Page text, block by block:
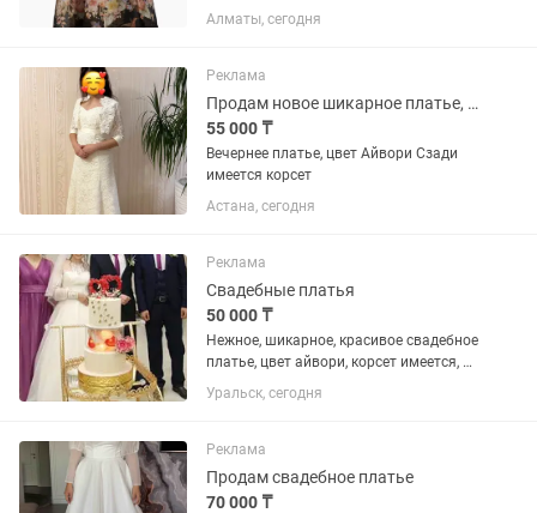
сзади по центру. Состояние идеальное,
носила один раз, размер 1, грудь
талия 68(+-5-7 см),...
Алматы, сегодня
Реклама
Продам новое шикарное платье, одевали только 1 раз
55 000 ₸
Вечернее платье, цвет Айвори Сзади
имеется корсет
Астана, сегодня
Реклама
Свадебные платья
50 000 ₸
Нежное, шикарное, красивое свадебное
платье, цвет айвори, корсет имеется, да
одевалось один раз на свою свадьбу,
почти новая, кольца в подарок, сумма
напишите ....
Уральск, сегодня
Реклама
Продам свадебное платье
70 000 ₸